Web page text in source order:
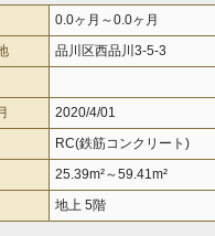
0.0ヶ月～0.0ヶ月
品川区西品川3-5-3
2020/4/01
RC(鉄筋コンクリート)
25.39m²～59.41m²
地上 5階